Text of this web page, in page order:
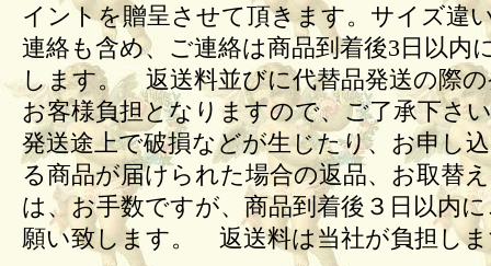
イントを贈呈させて頂きます。サイズ違
連絡も含め、ご連絡は商品到着後3日以内
します。 返送料並びに代替品発送の際の
お客様負担となりますので、ご了承下さ
発送途上で破損などが生じたり、お申し
る商品が届けられた場合の返品、お取替
は、お手数ですが、商品到着後３日以内
願い致します。 返送料は当社が負担し